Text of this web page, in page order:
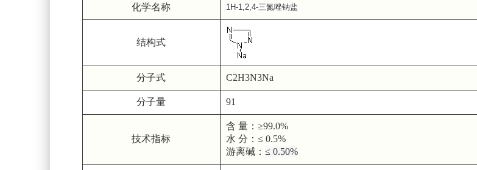
化学名称 1H-1,2,4-三氮唑钠盐
结构式
分子式 C2H3N3Na
分子量 91
技术指标
含 量：≥99.0%
水 分：≤ 0.5%
游离碱： ≤ 0.50%